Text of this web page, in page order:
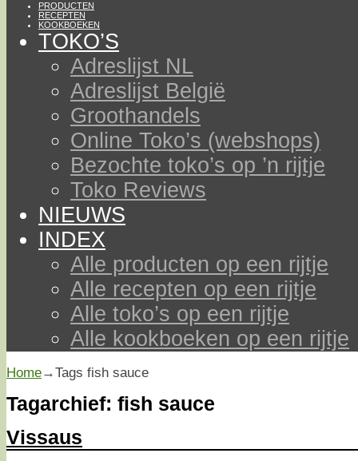
PRODUCTEN
RECEPTEN
KOOKBOEKEN
TOKO’S
Adreslijst NL
Adreslijst België
Groothandels
Online Toko’s (webshops)
Bezochte toko’s op ’n rijtje
Toko Reviews
NIEUWS
INDEX
Alle producten op een rijtje
Alle recepten op een rijtje
Alle toko’s op een rijtje
Alle kookboeken op een rijtje
Home→Tags fish sauce
Tagarchief: fish sauce
Vissaus